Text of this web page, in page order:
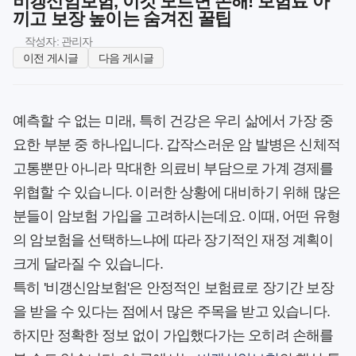
끼고 보장 높이는 숨겨진 꿀팁
작성자: 관리자
이전 게시글
다음 게시글
예측할 수 없는 미래, 특히 건강은 우리 삶에서 가장 중
요한 부분 중 하나입니다. 갑작스러운 암 발병은 신체적
고통뿐만 아니라 막대한 의료비 부담으로 가계 경제를
위협할 수 있습니다. 이러한 상황에 대비하기 위해 많은
분들이 암보험 가입을 고려하시는데요. 이때, 어떤 유형
의 암보험을 선택하느냐에 따라 장기적인 재정 계획이
크게 달라질 수 있습니다.
특히 '비갱신암보험'은 안정적인 보험료로 장기간 보장
을 받을 수 있다는 점에서 많은 주목을 받고 있습니다.
하지만 정확한 정보 없이 가입했다가는 오히려 손해를